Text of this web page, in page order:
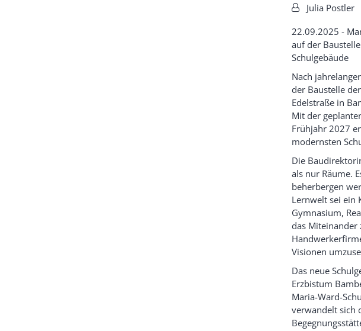
Von:Julia Postler
22.09.2025 -
auf der
Schulgebäude
Nach
der Baustelle
Edelstraße in
Mit der
Frühjahr 2027
modernsten
Die
als nur Räume.
beherbergen
Lernwelt sei ein
Gymnasium,
das Miteinander
Visionen
Das neue
Erzbistum
Maria-Ward-
verwandelt sich